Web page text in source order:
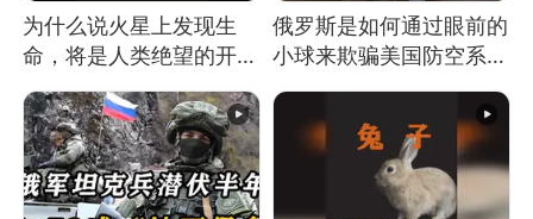
为什么说火星上发现生
命，将是人类绝望的开
始？
俄罗斯是如何通过眼前的
小球来欺骗美国防空系统
的